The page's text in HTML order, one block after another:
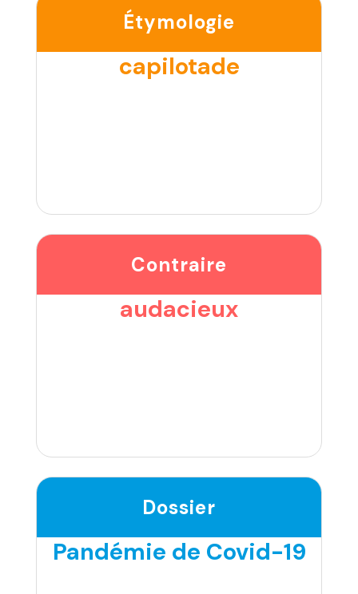
Étymologie
capilotade
Contraire
audacieux
Dossier
Pandémie de Covid-19